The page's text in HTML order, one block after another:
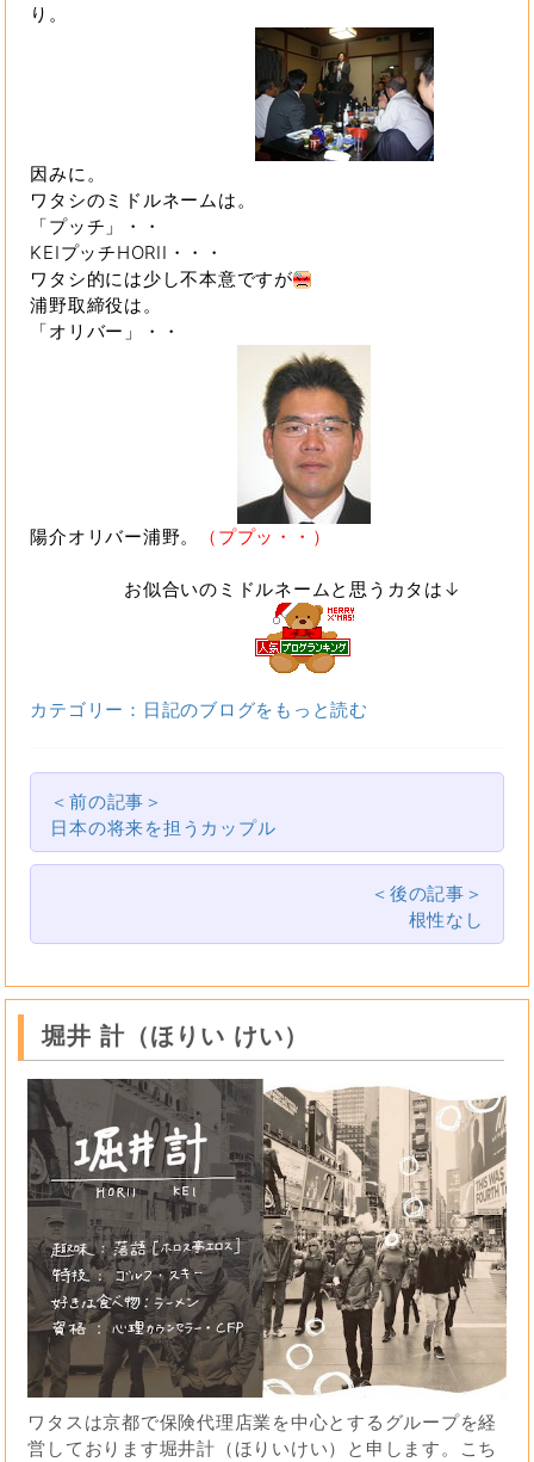
り。
因みに。
ワタシのミドルネームは。
「プッチ」・・
KEIプッチHORII・・・
ワタシ的には少し不本意ですが
浦野取締役は。
「オリバー」・・
陽介オリバー浦野。 （ププッ・・）
お似合いのミドルネームと思うカタは↓
カテゴリー：日記のブログをもっと読む
＜前の記事＞
日本の将来を担うカップル
＜後の記事＞
根性なし
堀井 計（ほりい けい）
ワタスは京都で保険代理店業を中心とするグループを経
営しております堀井計（ほりいけい）と申します。こち